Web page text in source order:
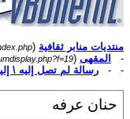
منتديات منابر ثقافية (
-
المقهى (
- - رسالة لم تصل إليه \
حنان عرفه